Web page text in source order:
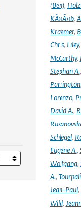
(Ben),
KÃ¤Ã¤b,
Kraemer,
Chris, Liley,
McCarthy,
Stephan A.,
Parrington,
Lorenzo,
David A.,
Schlegel,
Eugene A.,
Wolfgang,
A., Tourpali,
Jean-Paul,
Wild,